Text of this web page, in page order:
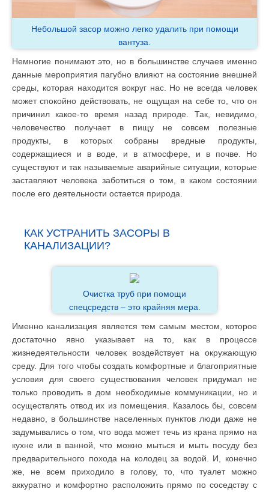
Небольшой засор можно легко удалить при помощи
вантуза.
Немногие понимают это, но в большинстве случаев именно
данные мероприятия пагубно влияют на состояние внешней
среды, которая находится вокруг нас. Но не всегда человек
может спокойно действовать, не ощущая на себе то, что он
причинил какое-то время назад природе. Так, невидимо,
человечество получает в пищу не совсем полезные
продукты, в которых собраны вредные продукты,
содержащиеся и в воде, и в атмосфере, и в почве. Но
существуют и так называемые аварийные ситуации, которые
заставляют человека заботиться о том, в каком состоянии
после его деятельности остается природа.
КАК УСТРАНИТЬ ЗАСОРЫ В
КАНАЛИЗАЦИИ?
Очистка труб при помощи
спецсредств – это крайняя мера.
Именно канализация является тем самым местом, которое
достаточно явно указывает на то, как в процессе
жизнедеятельности человек воздействует на окружающую
среду. Для того чтобы создать комфортные и благоприятные
условия для своего существования человек придумал не
только проводить в дом необходимые коммуникации, но и
осуществлять отвод их из помещения. Казалось бы, совсем
недавно, в большинстве населенных пунктов люди даже не
задумывались о том, что вода может течь из крана прямо на
кухне или в ванной, что можно мыться и мыть посуду без
предварительного похода на колодец за водой. И, конечно
же, не всем приходило в голову, то, что туалет можно
аккуратно и комфортно расположить прямо по соседству с